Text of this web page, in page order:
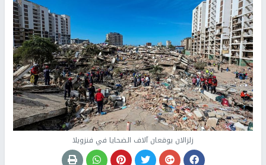
زلزالان يوقعان آلاف الضحايا في فنزويلا